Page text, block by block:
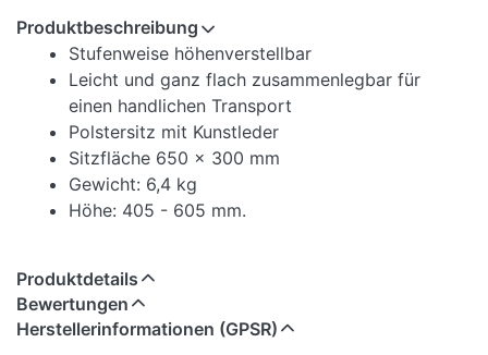
Produktbeschreibung
Stufenweise höhenverstellbar
Leicht und ganz flach zusammenlegbar für
einen handlichen Transport
Polstersitz mit Kunstleder
Sitzfläche 650 x 300 mm
Gewicht: 6,4 kg
Höhe: 405 - 605 mm.
Produktdetails
Bewertungen
Herstellerinformationen (GPSR)